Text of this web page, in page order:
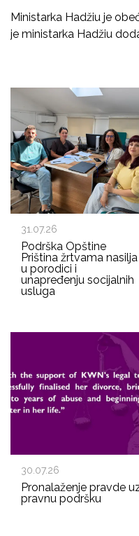
Ministarka Hadžiu je
je ministarka Hadžiu
31.07.26
Podrška Opštine
Priština žrtvama nasilja
u porodici i
unapređenju socijalnih
usluga
30.07.26
Pronalaženje pravde
pravnu podršku